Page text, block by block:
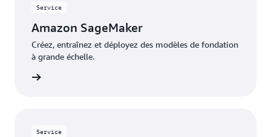
Service
Amazon SageMaker
Créez, entraînez et déployez des modèles de fondation
à grande échelle.
Service